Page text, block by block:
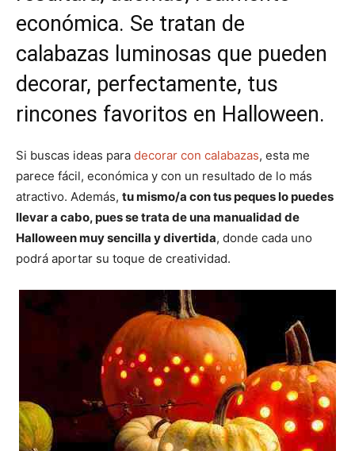
económica. Se tratan de
calabazas luminosas que pueden
decorar, perfectamente, tus
rincones favoritos en Halloween.
Si buscas ideas para decorar con calabazas, esta me
parece fácil, económica y con un resultado de lo más
atractivo. Además, tu mismo/a con tus peques lo puedes
llevar a cabo, pues se trata de una manualidad de
Halloween muy sencilla y divertida, donde cada uno
podrá aportar su toque de creatividad.